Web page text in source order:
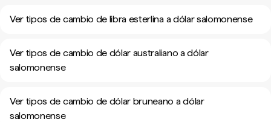
Ver tipos de cambio de libra esterlina a dólar salomonense
Ver tipos de cambio de dólar australiano a dólar
salomonense
Ver tipos de cambio de dólar bruneano a dólar
salomonense